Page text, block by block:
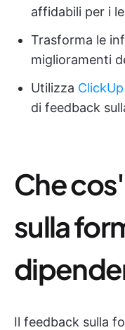
affidabili per i
Trasforma le
miglioramenti
Utilizza ClickUp
di feedback
Che
sulla
Il feedback sulla